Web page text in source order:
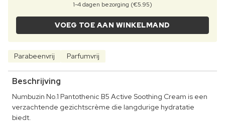
1-4 dagen bezorging (€5.95)
VOEG TOE AAN WINKELMAND
Parabeenvrij Parfumvrij
Beschrijving
Numbuzin No.1 Pantothenic B5 Active Soothing Cream is een
verzachtende gezichtscrème die langdurige hydratatie
biedt.